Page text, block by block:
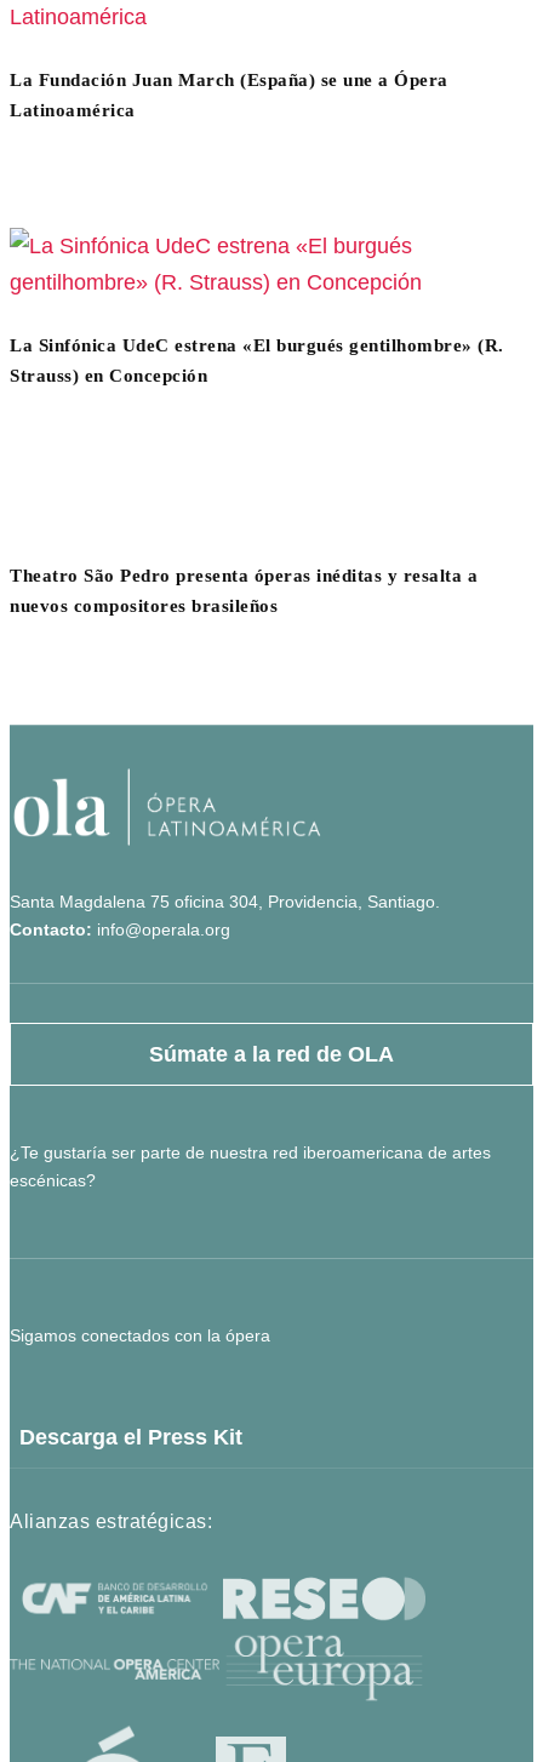
La Fundación Juan March (España) se une a Ópera
Latinoamérica
La Sinfónica UdeC estrena «El burgués gentilhombre» (R.
Strauss) en Concepción
Theatro São Pedro presenta óperas inéditas y resalta a
nuevos compositores brasileños
Santa Magdalena 75 oficina 304, Providencia, Santiago.
Contacto: info@operala.org
Súmate a la red de OLA
¿Te gustaría ser parte de nuestra red iberoamericana de artes
escénicas?
Sigamos conectados con la ópera
Descarga el Press Kit
Alianzas estratégicas: